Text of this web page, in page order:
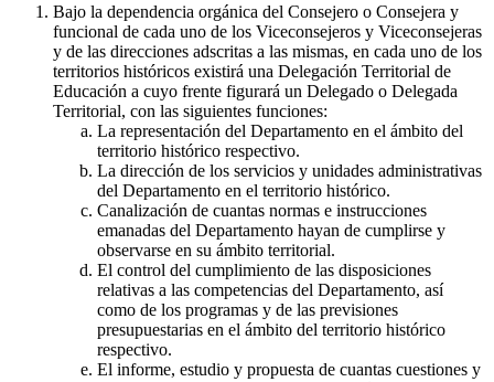
Bajo la dependencia orgánica del Consejero o Consejera y
funcional de cada uno de los Viceconsejeros y Viceconsejeras
y de las direcciones adscritas a las mismas, en cada uno de los
territorios históricos existirá una Delegación Territorial de
Educación a cuyo frente figurará un Delegado o Delegada
Territorial, con las siguientes funciones:
La representación del Departamento en el ámbito del
territorio histórico respectivo.
La dirección de los servicios y unidades administrativas
del Departamento en el territorio histórico.
Canalización de cuantas normas e instrucciones
emanadas del Departamento hayan de cumplirse y
observarse en su ámbito territorial.
El control del cumplimiento de las disposiciones
relativas a las competencias del Departamento, así
como de los programas y de las previsiones
presupuestarias en el ámbito del territorio histórico
respectivo.
El informe, estudio y propuesta de cuantas cuestiones y